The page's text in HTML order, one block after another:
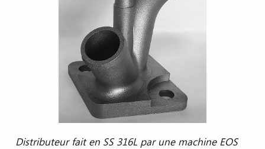
Distributeur fait en SS 316L par une machine EOS